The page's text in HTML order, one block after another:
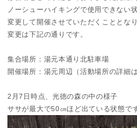
ノーシューハイキングで使用できない
変更して開催させていただくこととなり
変更は下記の通りです。
集合場所：湯元本通り北駐車場
開催場所：湯元周辺（活動場所の詳細
2月7日時点、光徳の森の中の様子
ササが最大で50㎝ほど出ている状態で